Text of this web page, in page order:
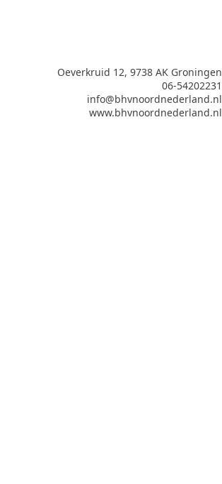
Oeverkruid 12, 9738 AK Groningen
06-54202231
info@bhvnoordnederland.nl
www.bhvnoordnederland.nl